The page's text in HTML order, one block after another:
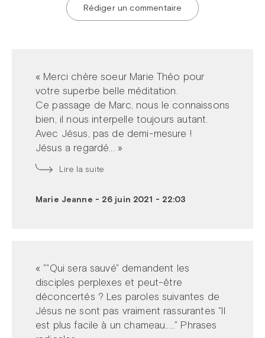
Rédiger un commentaire
« Merci chère soeur Marie Théo pour
votre superbe belle méditation.
Ce passage de Marc, nous le connaissons
bien, il nous interpelle toujours autant.
Avec Jésus, pas de demi-mesure !
Jésus a regardé... »
Lire la suite
Marie Jeanne - 26 juin 2021 - 22:03
« ""Qui sera sauvé" demandent les
disciples perplexes et peut-être
déconcertés ? Les paroles suivantes de
Jésus ne sont pas vraiment rassurantes "Il
est plus facile à un chameau....." Phrases